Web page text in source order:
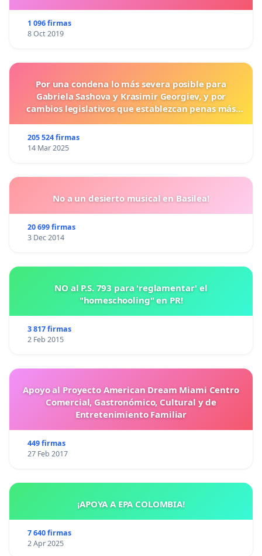
1 096 firmas
8 Oct 2019
Por una condena lo más severa posible para
Gabriela Sashova y Krasimir Georgiev, y por
cambios legislativos que establezcan penas más
205 524 firmas
14 Mar 2025
No a un desierto musical en Basilea!
20 699 firmas
3 Dec 2014
NO al P.S. 793 para 'reglamentar' el
"homeschooling" en PR!
3 817 firmas
2 Feb 2015
Apoyo al Proyecto American Dream Miami Centro
Comercial, Gastronómico, Cultural y de
Entretenimiento Familiar
449 firmas
27 Feb 2017
¡APOYA A EPA COLOMBIA!
7 640 firmas
2 Apr 2025